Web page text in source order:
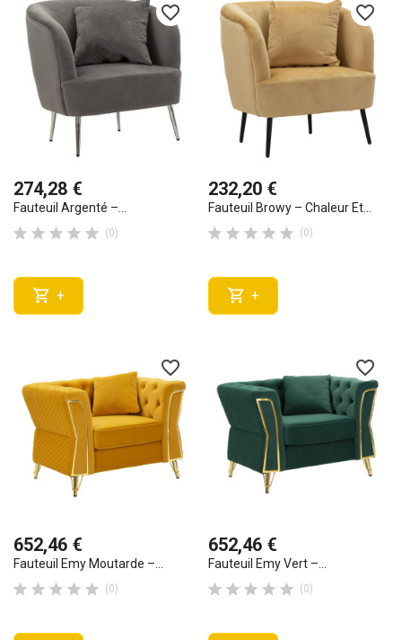
favorite_border
274,28 €
Fauteuil Argenté –...
     (0)
 +
favorite_border
232,20 €
Fauteuil Browy – Chaleur Et...
     (0)
 +
favorite_border
652,46 €
Fauteuil Emy Moutarde –...
     (0)
favorite_border
652,46 €
Fauteuil Emy Vert –...
     (0)